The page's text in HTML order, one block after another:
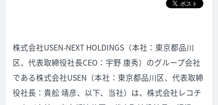
株式会社USEN-NEXT HOLDINGS（本社：東京都品川
区、代表取締役社長CEO：宇野 康秀）のグループ会社
である株式会社USEN（本社：東京都品川区、代表取締
役社長：貴舩 靖彦、以下、当社）は、株式会社レコチ